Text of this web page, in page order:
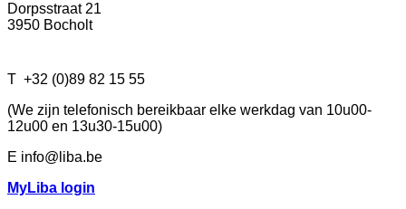
Dorpsstraat 21
3950 Bocholt
T +32 (0)89 82 15 55
(We zijn telefonisch bereikbaar elke werkdag van 10u00-
12u00 en 13u30-15u00)
E info@liba.be
MyLiba login